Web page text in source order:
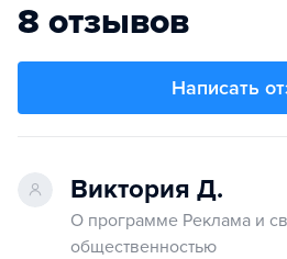
8 отзывов
Написать
Виктория Д.
О программе Реклама и
общественностью